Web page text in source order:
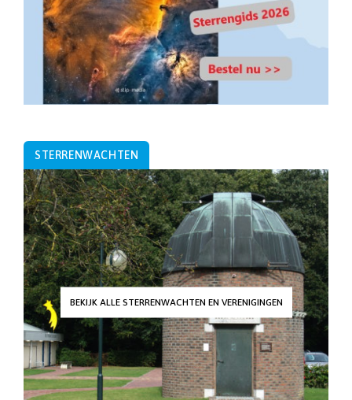
STERRENWACHTEN
BEKIJK ALLE STERRENWACHTEN EN VERENIGINGEN